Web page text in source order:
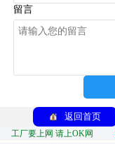
留言
返回首页
工厂要上网 请上OK网